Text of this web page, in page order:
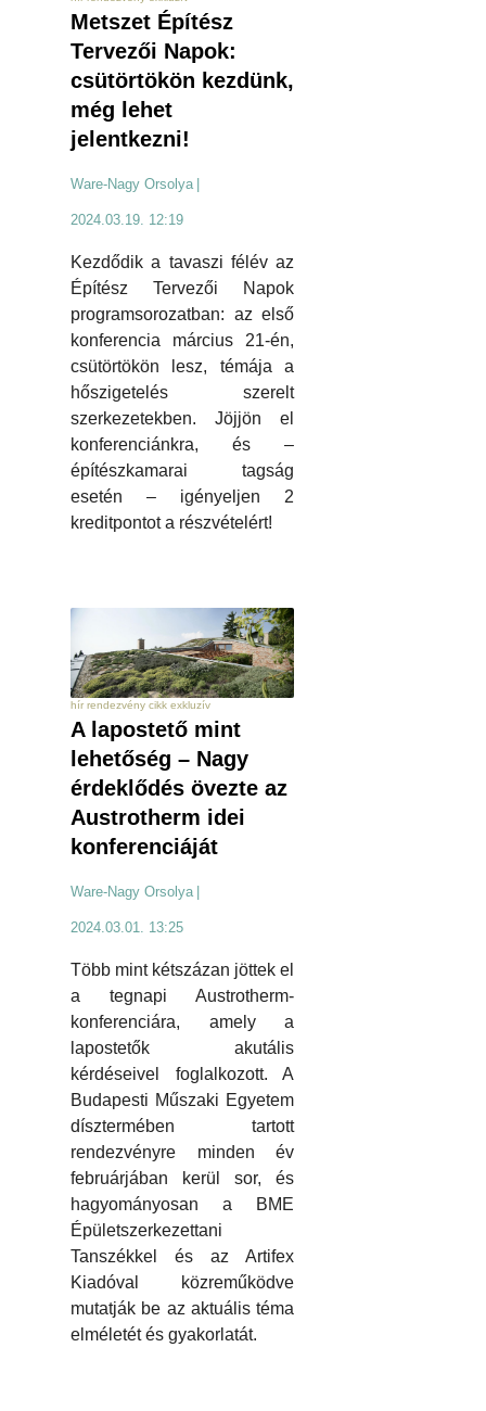
Metszet Építész
Tervezői Napok:
csütörtökön kezdünk,
még lehet
jelentkezni!
Ware-Nagy Orsolya
2024.03.19. 12:19
Kezdődik a tavaszi félév az
Építész Tervezői Napok
programsorozatban: az első
konferencia március 21-én,
csütörtökön lesz, témája a
hőszigetelés szerelt
szerkezetekben. Jöjjön el
konferenciánkra, és –
építészkamarai tagság
esetén – igényeljen 2
kreditpontot a részvételért!
hír rendezvény cikk exkluzív
A lapostető mint
lehetőség – Nagy
érdeklődés övezte az
Austrotherm idei
konferenciáját
Ware-Nagy Orsolya
2024.03.01. 13:25
Több mint kétszázan jöttek el
a tegnapi Austrotherm-
konferenciára, amely a
lapostetők akutális
kérdéseivel foglalkozott. A
Budapesti Műszaki Egyetem
dísztermében tartott
rendezvényre minden év
februárjában kerül sor, és
hagyományosan a BME
Épületszerkezettani
Tanszékkel és az Artifex
Kiadóval közreműködve
mutatják be az aktuális téma
elméletét és gyakorlatát.